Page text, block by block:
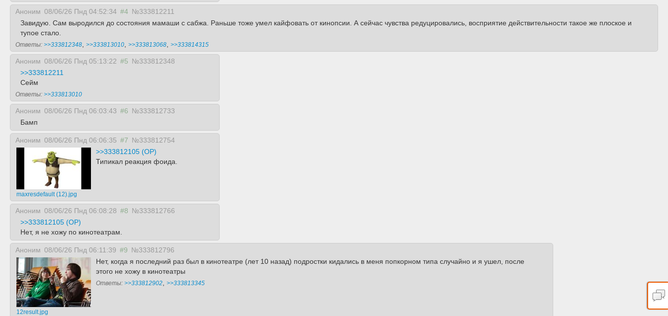
Аноним 08/06/26 Пнд 04:52:34 #4 №333812211
Завидую. Сам выродился до состояния мамаши с сабжа. Раньше тоже умел кайфовать от кинопсии. А сейчас чувства редуцировались, восприятие действительности такое же плоское и
тупое стало.
Ответы: >>333812348 >>333813010 >>333813068 >>333814315
Аноним 08/06/26 Пнд 05:13:22 #5 №333812348
>>333812211
Сейм
Ответы: >>333813010
Аноним 08/06/26 Пнд 06:03:43 #6 №333812733
Бамп
Аноним 08/06/26 Пнд 06:06:35 #7 №333812754
maxresdefault (12).jpg
>>333812105 (OP)
Типикал реакция фоида.
Аноним 08/06/26 Пнд 06:08:28 #8 №333812766
>>333812105 (OP)
Нет, я не хожу по кинотеатрам.
Аноним 08/06/26 Пнд 06:11:39 #9 №333812796
12result.jpg
Нет, когда я последний раз был в кинотеатре (лет 10 назад) подростки кидались в меня попкорном типа случайно и я ушел, после
этого не хожу в кинотеатры
Ответы: >>333812902 >>333813345